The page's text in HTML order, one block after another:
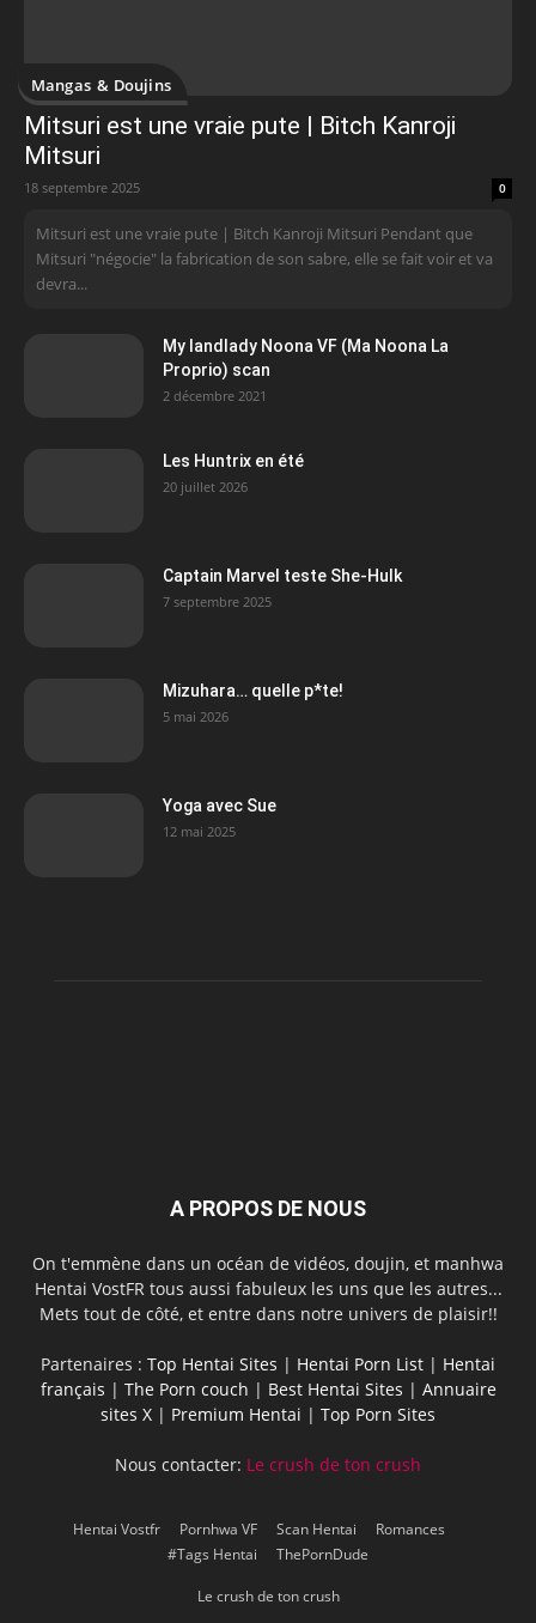
Mangas & Doujins
Mitsuri est une vraie pute | Bitch Kanroji
Mitsuri
18 septembre 2025 0
Mitsuri est une vraie pute | Bitch Kanroji Mitsuri Pendant que
Mitsuri "négocie" la fabrication de son sabre, elle se fait voir et va
devra...
My landlady Noona VF (Ma Noona La
Proprio) scan
2 décembre 2021
Les Huntrix en été
20 juillet 2026
Captain Marvel teste She-Hulk
7 septembre 2025
Mizuhara… quelle p*te!
5 mai 2026
Yoga avec Sue
12 mai 2025
A PROPOS DE NOUS
On t'emmène dans un océan de vidéos, doujin, et manhwa
Hentai VostFR tous aussi fabuleux les uns que les autres...
Mets tout de côté, et entre dans notre univers de plaisir!!
Partenaires : Top Hentai Sites | Hentai Porn List | Hentai
français | The Porn couch | Best Hentai Sites | Annuaire
sites X | Premium Hentai | Top Porn Sites
Nous contacter: Le crush de ton crush
Hentai Vostfr Pornhwa VF Scan Hentai
Romances
#Tags Hentai
ThePornDude
Le crush de ton crush